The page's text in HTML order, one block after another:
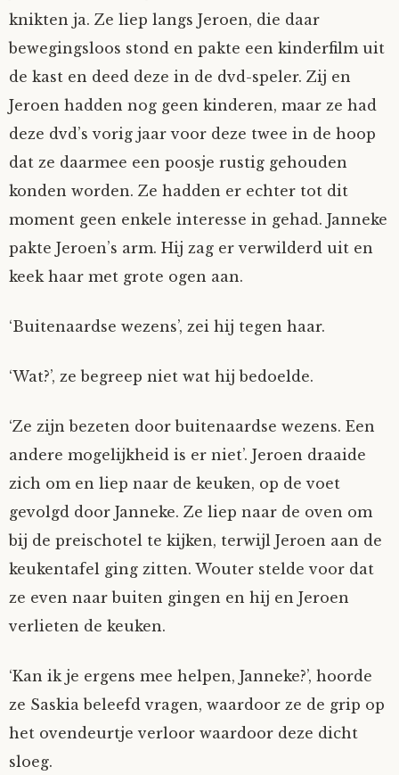
knikten ja. Ze liep langs Jeroen, die daar
bewegingsloos stond en pakte een kinderfilm uit
de kast en deed deze in de dvd-speler. Zij en
Jeroen hadden nog geen kinderen, maar ze had
deze dvd’s vorig jaar voor deze twee in de hoop
dat ze daarmee een poosje rustig gehouden
konden worden. Ze hadden er echter tot dit
moment geen enkele interesse in gehad. Janneke
pakte Jeroen’s arm. Hij zag er verwilderd uit en
keek haar met grote ogen aan.
‘Buitenaardse wezens’, zei hij tegen haar.
‘Wat?’, ze begreep niet wat hij bedoelde.
‘Ze zijn bezeten door buitenaardse wezens. Een
andere mogelijkheid is er niet’. Jeroen draaide
zich om en liep naar de keuken, op de voet
gevolgd door Janneke. Ze liep naar de oven om
bij de preischotel te kijken, terwijl Jeroen aan de
keukentafel ging zitten. Wouter stelde voor dat
ze even naar buiten gingen en hij en Jeroen
verlieten de keuken.
‘Kan ik je ergens mee helpen, Janneke?’, hoorde
ze Saskia beleefd vragen, waardoor ze de grip op
het ovendeurtje verloor waardoor deze dicht
sloeg.